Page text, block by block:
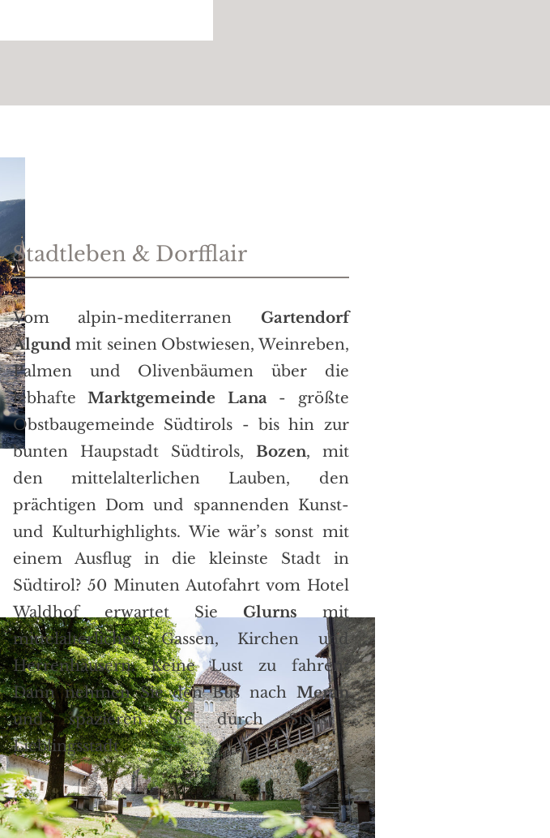
Stadtleben & Dorfflair
Vom alpin-mediterranen Gartendorf
Algundmit seinen Obstwiesen, Weinreben,
Palmen und Olivenbäumen über die
lebhafteMarktgemeinde Lana- größte
Obstbaugemeinde Südtirols - bis hin zur
bunten Haupstadt Südtirols, Bozen, mit
den mittelalterlichen Lauben, den
prächtigen Dom und spannenden Kunst-
und Kulturhighlights. Wie wär’s sonst mit
einem Ausflug in die kleinste Stadt in
Südtirol? 50 Minuten Autofahrt vom Hotel
Waldhof erwartet Sie Glurns mit
mittelalterlichen Gassen, Kirchen und
Herrenhäusern. Keine Lust zu fahren?
Dann nehmen Sie den Bus nach Meran
und spazieren Sie durch Sissis
Lieblingsstadt.